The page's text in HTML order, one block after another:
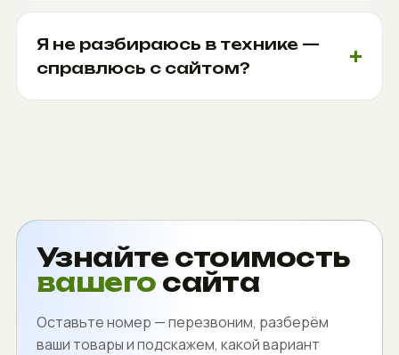
Я не разбираюсь в технике —
справлюсь с сайтом?
Узнайте стоимость
вашего сайта
Оставьте номер — перезвоним, разберём
ваши товары и подскажем, какой вариант